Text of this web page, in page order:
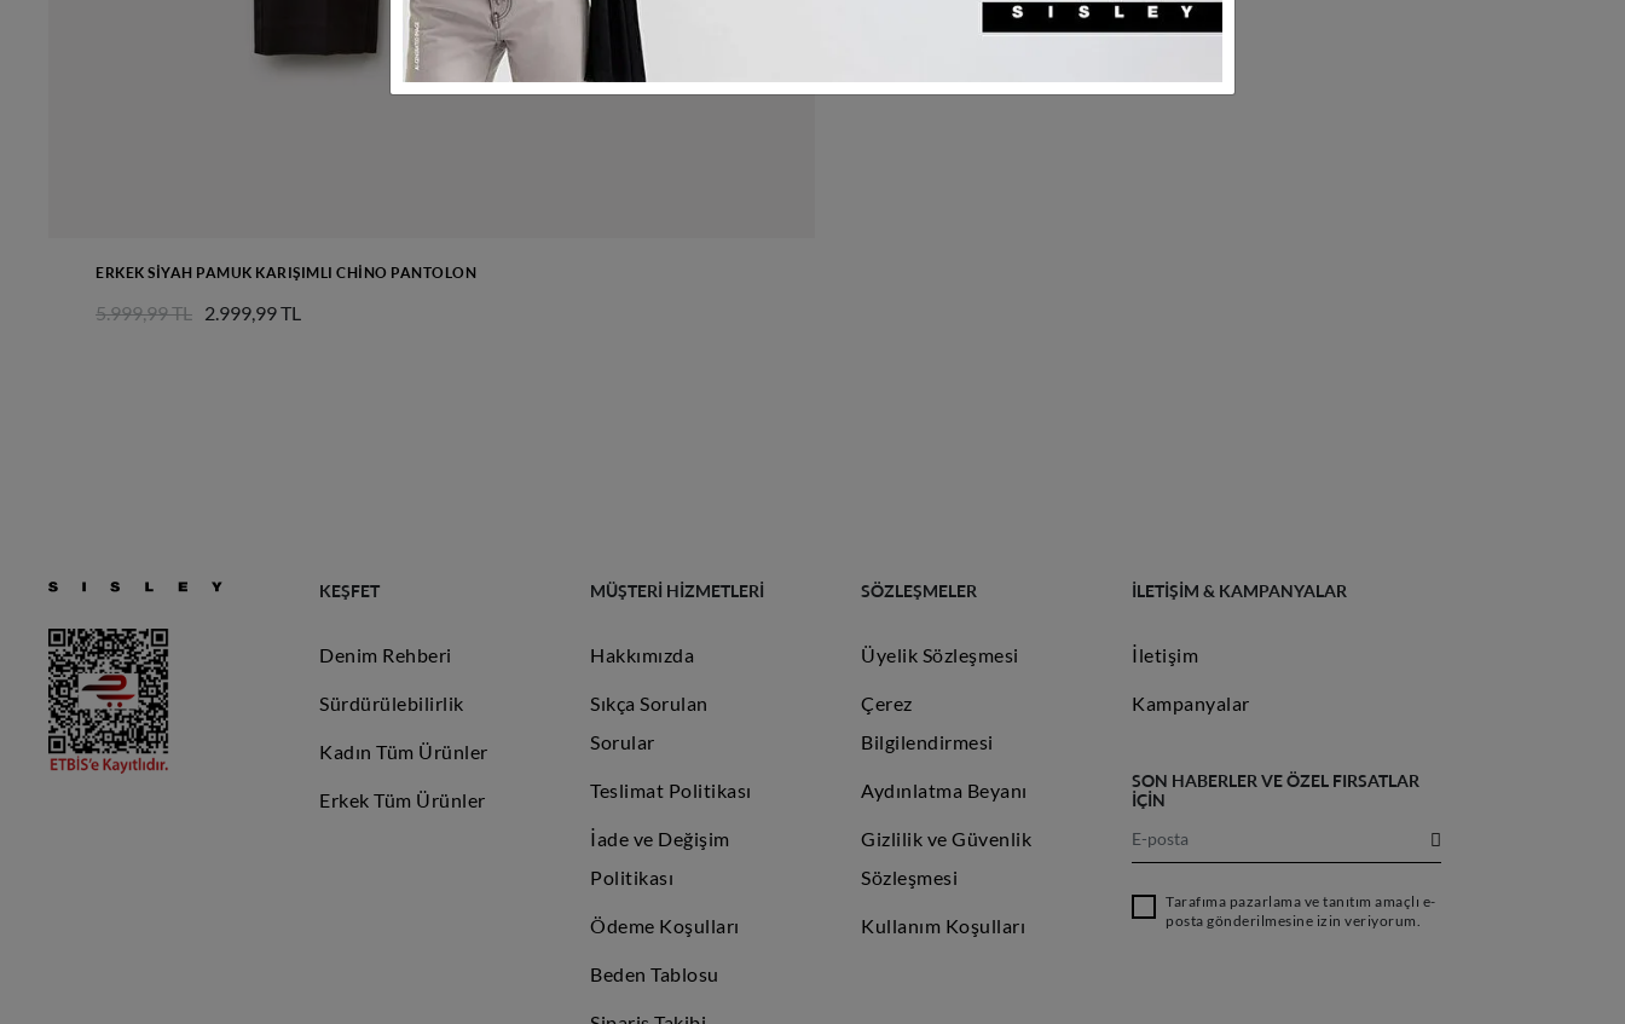
ERKEK SIYAH PAMUK KARIŞIMLI CHINO PANTOLON
5.999,99 TL 2.999,99 TL
KEŞFET
Denim Rehberi
Sürdürülebilirlik
Kadın Tüm Ürünler
Erkek Tüm Ürünler
MÜŞTERİ HİZMETLERİ
Hakkımızda
Sıkça Sorulan
Sorular
Teslimat Politikası
İade ve Değişim
Politikası
Ödeme Koşulları
Beden Tablosu
SÖZLEŞMELER
Üyelik Sözleşmesi
Çerez
Bilgilendirmesi
Aydınlatma Beyanı
Gizlilik ve Güvenlik
Sözleşmesi
Kullanım Koşulları
İLETIŞIM & KAMPANYALAR
İletişim
Kampanyalar
SON HABERLER VE ÖZEL FIRSATLAR
İÇİN
Tarafıma pazarlama ve tanıtım amaçlı e-
posta gönderilmesine izin veriyorum.